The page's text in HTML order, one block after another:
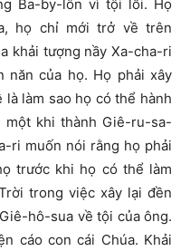
Ba-by-lôn vì tội lỗi. Họ
họ chỉ mới trở về trên
khải tượng nầy Xa-cha-ri
năn của họ. Họ phải xây
làm sao họ có thể hành
khi thành Giê-ru-sa-
ri muốn nói rằng họ phải
trước khi họ có thể làm
trong việc xây lại đền
hô-sua về tội của ông.
cáo con cái Chúa. Khải